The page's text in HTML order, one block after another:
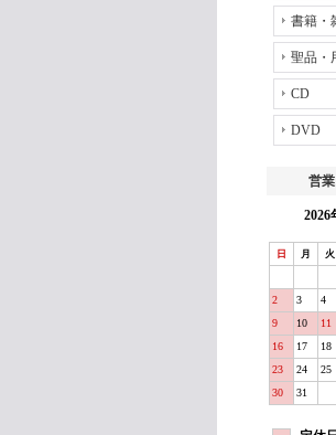
書籍・
聖品・
CD
DVD
営
2026
日 月 火
2
3 4
9
10 11
16
17 18
23
24 25
30
31